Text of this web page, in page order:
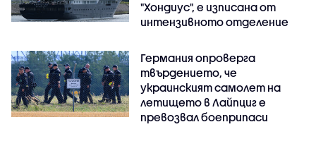
"Хондиус", е изписана от
интензивното отделение
Германия опроверга
твърдението, че
украинският самолет на
летището в Лайпциг е
превозвал боеприпаси